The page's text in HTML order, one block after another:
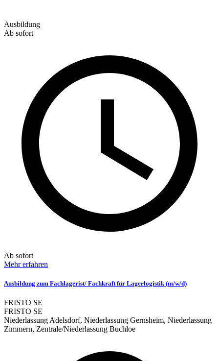
Ausbildung
Ab sofort
Ab sofort
Mehr erfahren
Ausbildung zum Fachlagerist/ Fachkraft für Lagerlogistik (m/w/d)
FRISTO SE
FRISTO SE
Niederlassung Adelsdorf, Niederlassung Gernsheim, Niederlassung
Zimmern, Zentrale/Niederlassung Buchloe